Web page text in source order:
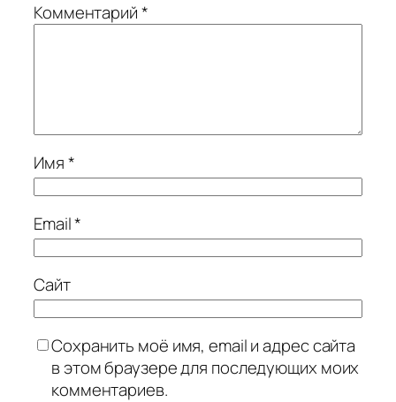
Комментарий*
Имя*
Email*
Сайт
Сохранить моё имя, email и адрес сайта
в этом браузере для последующих моих
комментариев.